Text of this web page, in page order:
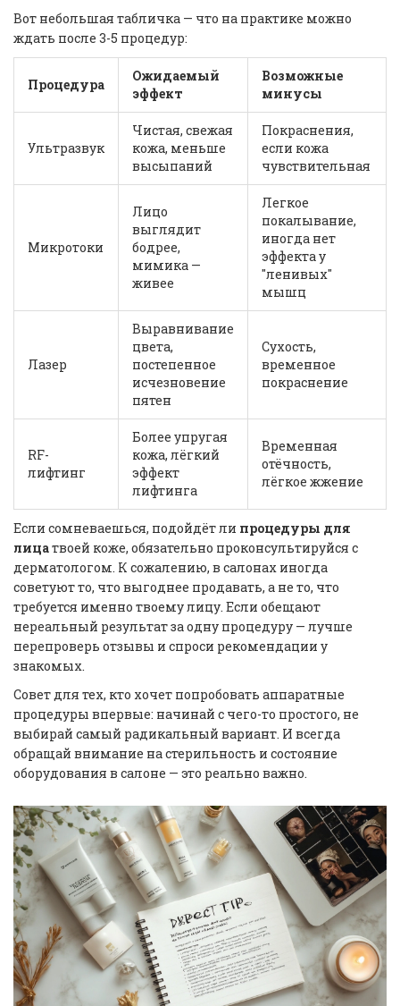
Вот небольшая табличка — что на практике можно
ждать после 3-5 процедур:
Процедура
Ожидаемый
эффект
Возможные
минусы
Ультразвук
Чистая, свежая
кожа, меньше
высыпаний
Покраснения,
если кожа
чувствительная
Микротоки
Лицо
выглядит
бодрее,
мимика —
живее
Легкое
покалывание,
иногда нет
эффекта у
"ленивых"
мышц
Лазер
Выравнивание
цвета,
постепенное
исчезновение
пятен
Сухость,
временное
покраснение
RF-
лифтинг
Более упругая
кожа, лёгкий
эффект
лифтинга
Временная
отёчность,
лёгкое жжение
Если сомневаешься, подойдёт ли процедуры для
лицатвоей коже, обязательно проконсультируйся с
дерматологом. К сожалению, в салонах иногда
советуют то, что выгоднее продавать, а не то, что
требуется именно твоему лицу. Если обещают
нереальный результат за одну процедуру — лучше
перепроверь отзывы и спроси рекомендации у
знакомых.
Совет для тех, кто хочет попробовать аппаратные
процедуры впервые: начинай с чего-то простого, не
выбирай самый радикальный вариант. И всегда
обращай внимание на стерильность и состояние
оборудования в салоне — это реально важно.